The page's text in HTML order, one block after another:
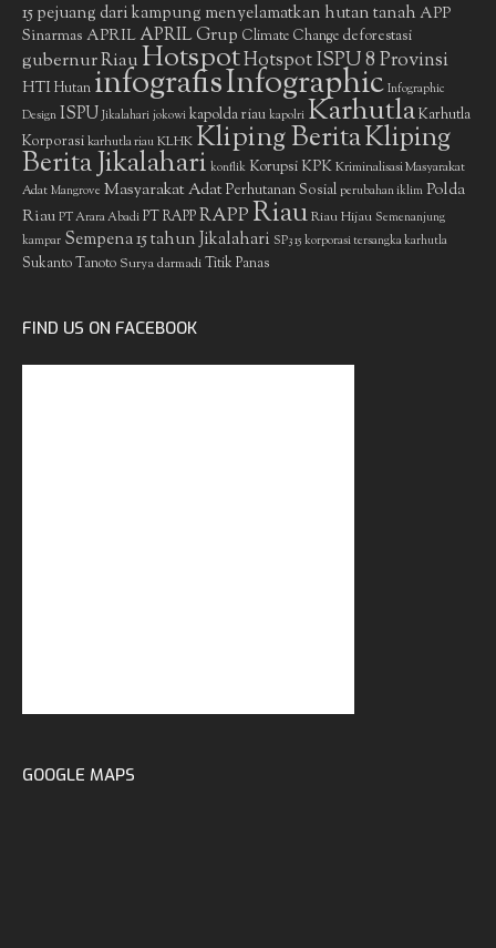
15 pejuang dari kampung menyelamatkan hutan tanah APP
Sinarmas APRIL APRIL Grup Climate Change deforestasi
gubernur RiauHotspotHotspot ISPU 8 Provinsi
HTIHutan infografisInfographic Infographic
Design ISPU Jikalahari jokowi kapolda riau kapolri KarhutlaKarhutla
Korporasikarhutla riauKLHKKliping BeritaKliping
Berita Jikalahari konflik Korupsi KPKKriminalisasi Masyarakat
Adat Mangrove Masyarakat AdatPerhutanan Sosial perubahan iklim Polda
Riau PT Arara Abadi PT RAPPRAPPRiauRiau Hijau Semenanjung
kampar Sempena 15 tahun Jikalahari SP3 15 korporasi tersangka karhutla
Sukanto Tanoto Surya darmadiTitik Panas
FIND US ON FACEBOOK
GOOGLE MAPS